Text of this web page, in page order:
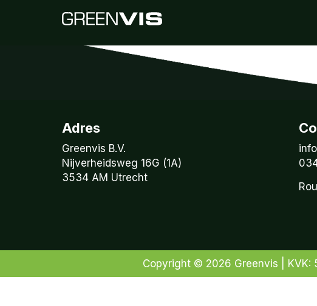
Adres
Greenvis B.V.
Nijverheidsweg 16G (1A)
3534 AM Utrecht
Copyright © 2026 Greenvis | KVK: